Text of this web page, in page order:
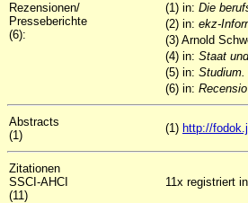
Rezensionen/
Presseberichte
(6):
(1) in: Die
(2) in: ekz-
(3) Arnold
(4) in: Staat
(5) in:
(6) in: Recensio
Abstracts
(1)
(1) http://
Zitationen
SSCI-AHCI
(11)
11x registriert